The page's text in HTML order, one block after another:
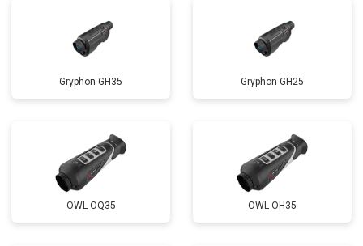
Gryphon GH35 Gryphon GH25
OWL OQ35 OWL OH35